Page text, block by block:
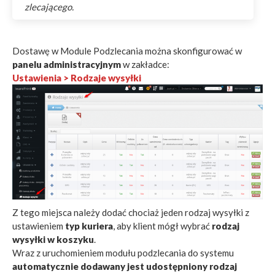
zlecającego.
Dostawę w Module Podzlecania można skonfigurować w
panelu administracyjnymw zakładce:
Ustawienia > Rodzaje wysyłki
Z tego miejsca należy dodać chociaż jeden rodzaj wysyłki z
ustawieniem typ kuriera , aby klient mógł wybrać rodzaj
wysyłki w koszyku
Wraz z uruchomieniem modułu podzlecania do systemu
automatycznie dodawany jest udostępniony rodzaj